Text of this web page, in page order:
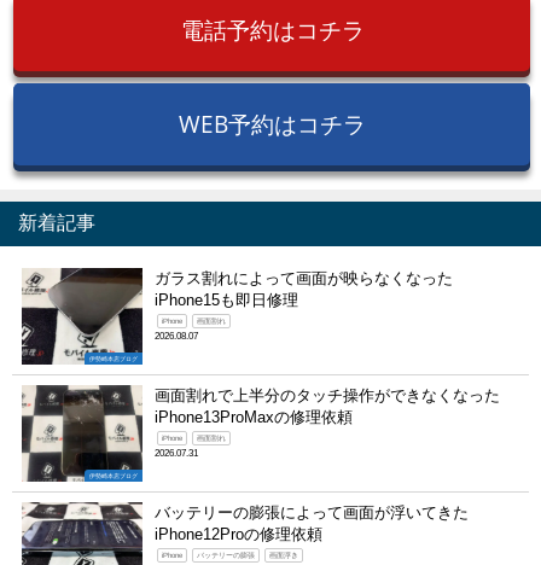
電話予約はコチラ
WEB予約はコチラ
新着記事
伊勢崎本店ブログ
ガラス割れによって画面が映らなくなった
iPhone15も即日修理
iPhone 画面割れ
2026.08.07
伊勢崎本店ブログ
画面割れで上半分のタッチ操作ができなくなった
iPhone13ProMaxの修理依頼
iPhone 画面割れ
2026.07.31
バッテリーの膨張によって画面が浮いてきた
iPhone12Proの修理依頼
iPhone バッテリーの膨張 画面浮き